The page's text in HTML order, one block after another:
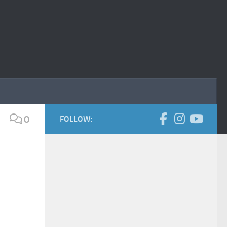
0 FOLLOW: